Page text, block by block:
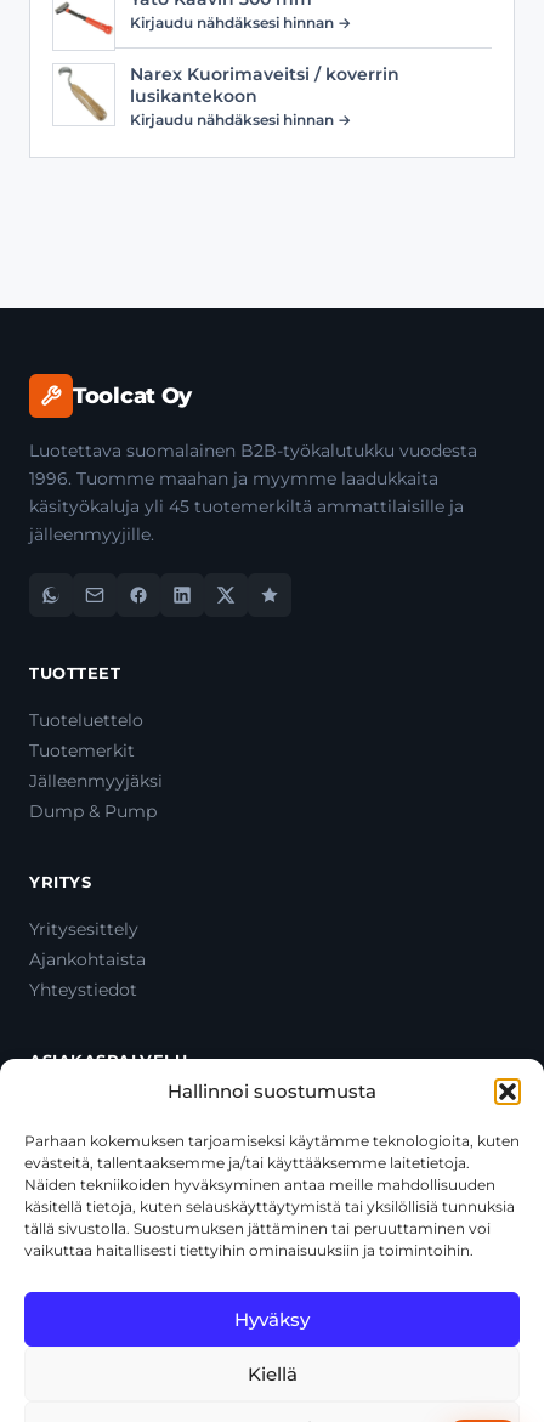
Hallinnoi suostumusta
Parhaan kokemuksen tarjoamiseksi käytämme teknologioita, kuten
evästeitä, tallentaaksemme ja/tai käyttääksemme laitetietoja.
Näiden tekniikoiden hyväksyminen antaa meille mahdollisuuden
käsitellä tietoja, kuten selauskäyttäytymistä tai yksilöllisiä tunnuksia
tällä sivustolla. Suostumuksen jättäminen tai peruuttaminen voi
vaikuttaa haitallisesti tiettyihin ominaisuuksiin ja toimintoihin.
Hyväksy
Kiellä
Kirjaudu nähdäksesi hinnan →
Narex Kuorimaveitsi / koverrin
lusikantekoon
Kirjaudu nähdäksesi hinnan →
Toolcat Oy
Luotettava suomalainen B2B-työkalutukku vuodesta
1996. Tuomme maahan ja myymme laadukkaita
käsityökaluja yli 45 tuotemerkiltä ammattilaisille ja
jälleenmyyjille.
TUOTTEET
Tuoteluettelo
Tuotemerkit
Jälleenmyyjäksi
Dump & Pump
YRITYS
Yritysesittely
Ajankohtaista
Yhteystiedot
ASIAKASPALVELU
Oma tili
Maksutavat
Toimitustavat
Usein kysytyt kysymykset
+358 44 270 3795
asiakaspalvelu@toolcat.fi